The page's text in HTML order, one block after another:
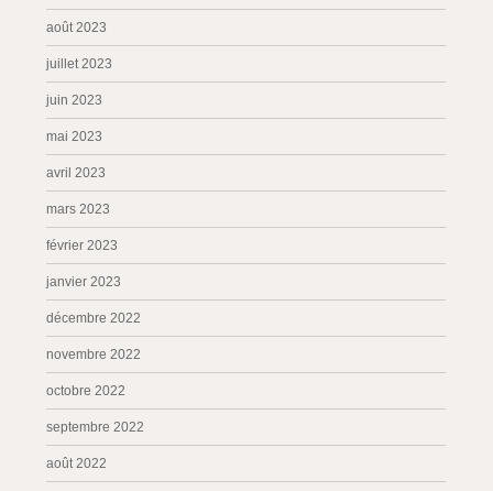
août 2023
juillet 2023
juin 2023
mai 2023
avril 2023
mars 2023
février 2023
janvier 2023
décembre 2022
novembre 2022
octobre 2022
septembre 2022
août 2022